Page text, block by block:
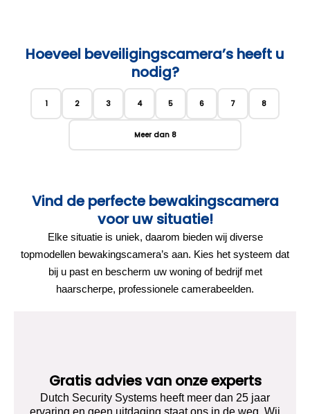
Hoeveel beveiligingscamera’s heeft u
nodig?
1 2 3 4 5 6 7 8
Meer dan 8
Vind de perfecte bewakingscamera
voor uw situatie!
Elke situatie is uniek, daarom bieden wij diverse
topmodellen bewakingscamera’s aan. Kies het systeem dat
bij u past en bescherm uw woning of bedrijf met
haarscherpe, professionele camerabeelden.
Gratis advies van onze experts
Dutch Security Systems heeft meer dan 25 jaar
ervaring en geen uitdaging staat ons in de weg. Wij